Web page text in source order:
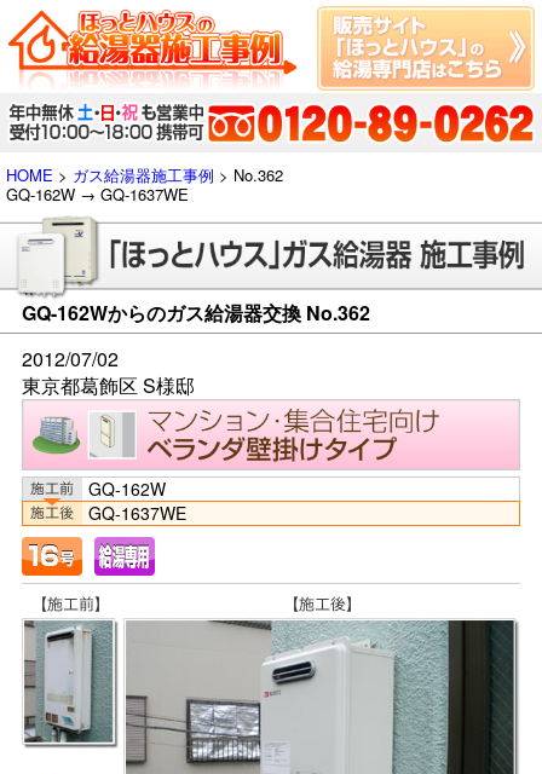
HOME > ガス給湯器施工事例 > No.362
GQ-162W → GQ-1637WE
GQ-162Wからのガス給湯器交換 No.362
2012/07/02
東京都葛飾区 S様邸
GQ-162W
GQ-1637WE